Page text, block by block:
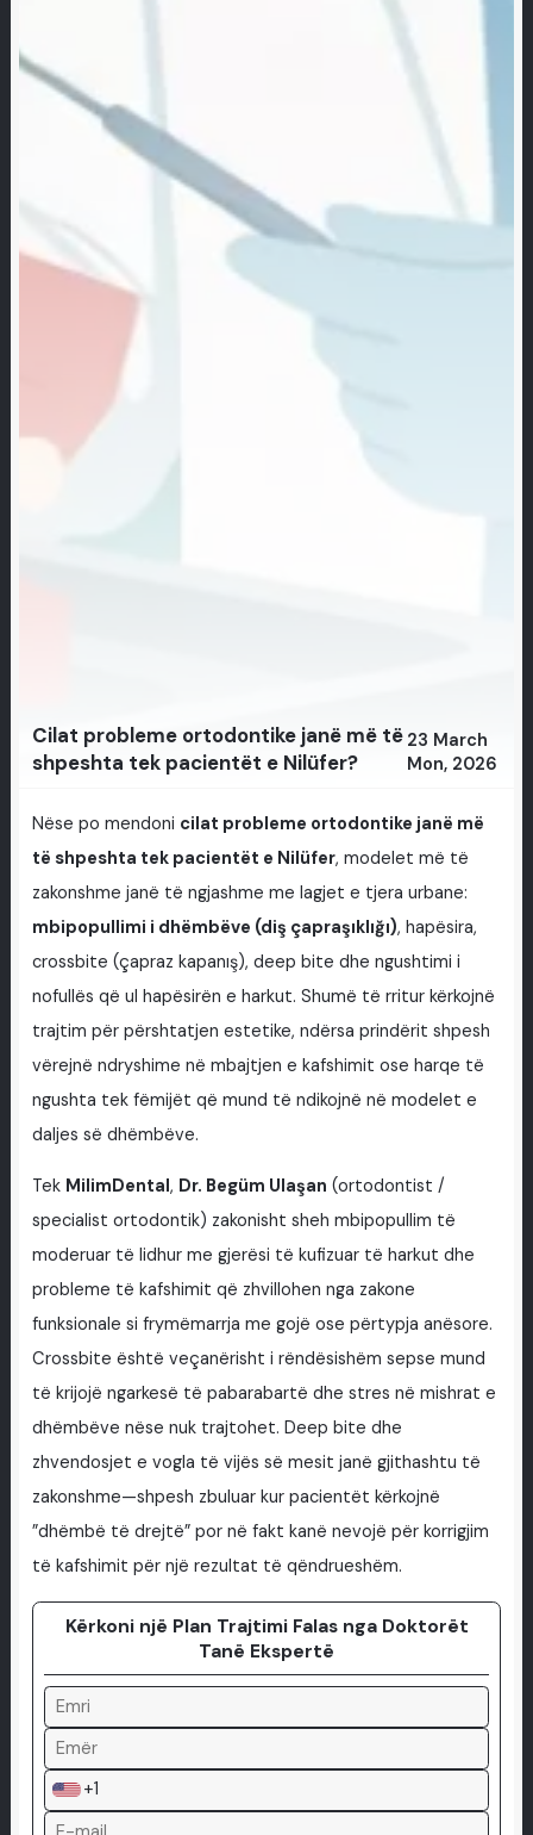
Cilat probleme ortodontike janë më të
shpeshta tek pacientët e Nilüfer?
23 March
Mon, 2026
Nëse po mendoni cilat probleme ortodontike janë më
të shpeshta tek pacientët e Nilüfer, modelet më të
zakonshme janë të ngjashme me lagjet e tjera urbane:
mbipopullimi i dhëmbëve (diş çapraşıklığı), hapësira,
crossbite (çapraz kapanış), deep bite dhe ngushtimi i
nofullës që ul hapësirën e harkut. Shumë të rritur kërkojnë
trajtim për përshtatjen estetike, ndërsa prindërit shpesh
vërejnë ndryshime në mbajtjen e kafshimit ose harqe të
ngushta tek fëmijët që mund të ndikojnë në modelet e
daljes së dhëmbëve.
Tek MilimDental, Dr. Begüm Ulaşan (ortodontist /
specialist ortodontik) zakonisht sheh mbipopullim të
moderuar të lidhur me gjerësi të kufizuar të harkut dhe
probleme të kafshimit që zhvillohen nga zakone
funksionale si frymëmarrja me gojë ose përtypja anësore.
Crossbite është veçanërisht i rëndësishëm sepse mund
të krijojë ngarkesë të pabarabartë dhe stres në mishrat e
dhëmbëve nëse nuk trajtohet. Deep bite dhe
zhvendosjet e vogla të vijës së mesit janë gjithashtu të
zakonshme—shpesh zbuluar kur pacientët kërkojnë
”dhëmbë të drejtë” por në fakt kanë nevojë për korrigjim
të kafshimit për një rezultat të qëndrueshëm.
Kërkoni një Plan Trajtimi Falas nga Doktorët
Tanë Ekspertë
+1